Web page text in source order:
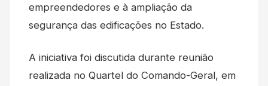
empreendedores e à ampliação da
segurança das edificações no Estado.
A iniciativa foi discutida durante reunião
realizada no Quartel do Comando-Geral, em